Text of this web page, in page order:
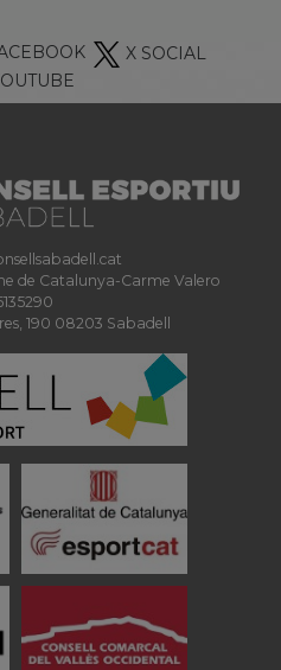
X SOCIAL
de Catalunya-Carme Valero
190 08203 Sabadell